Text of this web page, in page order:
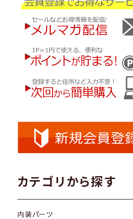
カテゴリから探す
内装パーツ